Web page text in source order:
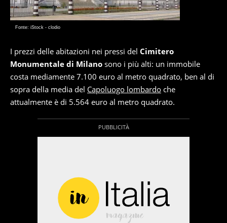
Fonte: iStock - clodio
I prezzi delle abitazioni nei pressi del Cimitero
Monumentale di Milano sono i più alti: un immobile
costa mediamente 7.100 euro al metro quadrato, ben al di
sopra della media del Capoluogo lombardo che
attualmente è di 5.564 euro al metro quadrato.